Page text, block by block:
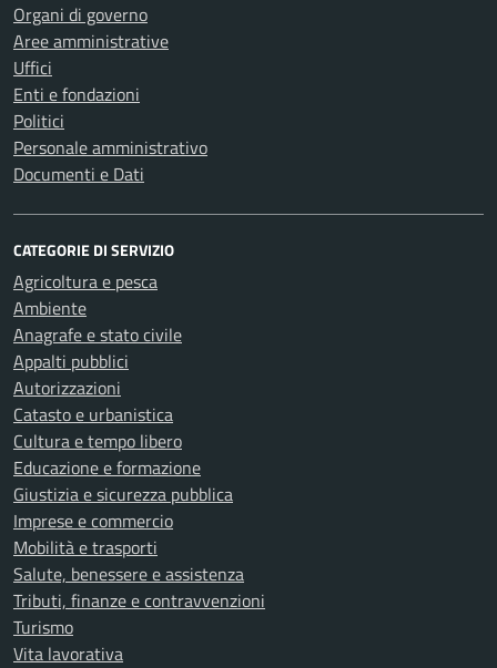
Organi di governo
Aree amministrative
Uffici
Enti e fondazioni
Politici
Personale amministrativo
Documenti e Dati
CATEGORIE DI SERVIZIO
Agricoltura e pesca
Ambiente
Anagrafe e stato civile
Appalti pubblici
Autorizzazioni
Catasto e urbanistica
Cultura e tempo libero
Educazione e formazione
Giustizia e sicurezza pubblica
Imprese e commercio
Mobilità e trasporti
Salute, benessere e assistenza
Tributi, finanze e contravvenzioni
Turismo
Vita lavorativa